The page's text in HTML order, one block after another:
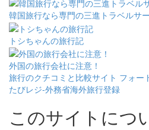
韓国旅行なら専門の三進トラベルサ
トシちゃんの旅行記
外国の旅行会社に注意！
旅行のクチコミと比較サイト フォー
たびレジ-外務省海外旅行登録
このサイトにつ